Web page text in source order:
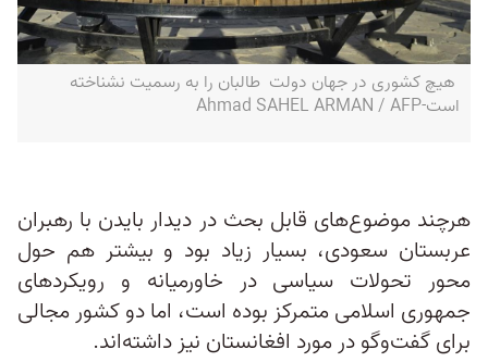
هیچ کشوری در جهان دولت طالبان را به رسمیت نشناخته
است-Ahmad SAHEL ARMAN / AFP
هرچند موضوع‌های قابل بحث در دیدار بایدن با رهبران
عربستان سعودی، بسیار زیاد بود و بیشتر هم حول
محور تحولات سیاسی در خاور‌میانه و رویکردهای
جمهوری اسلامی متمرکز بوده است‌، اما دو کشور مجالی
برای گفت‌وگو در مورد افغانستان نیز داشته‌اند.